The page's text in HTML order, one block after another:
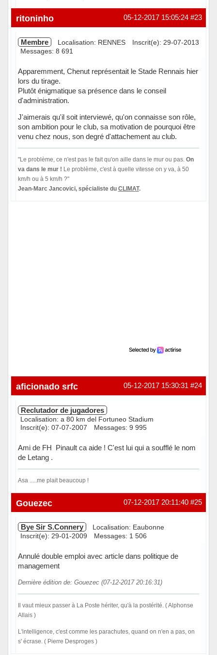
Hors ligne #23
05-12-2017 15:05:24
ritoninho
Membre Localisation: RENNES
Inscrit(e): 29-07-2013
Messages: 8 691
Apparemment, Chenut représentait le Stade Rennais hier
lors du tirage.
Plutôt énigmatique sa présence dans le conseil
d'administration.
J'aimerais qu'il soit interviewé, qu'on connaisse son rôle,
son ambition pour le club, sa motivation de pourquoi être
venu chez nous, son degré d'attachement au club.
"Le problème, ce n'est pas le fait qu'on aille dans le mur ou pas. On
va dans le mur ! Le problème, c'est à quelle vitesse on y va, à 50
km/h ou à 5 km/h ?"
Jean-Marc Jancovici, spécialiste du CLIMAT.
#24
05-12-2017 15:30:31
aficionado srfc
Reclutador de jugadores
Localisation: a 80 km del Fortuneo Stadium
Inscrit(e): 07-07-2007
Messages: 9 995
Ami de FH Pinault ca aide ! C'est lui qui a soufflé le nom
de Letang .
Asa .....me plait beaucoup !
Hors ligne #25
07-12-2017 20:11:40
Gouezec
Bye Sir S.Connery
Localisation: Eaubonne
Inscrit(e): 29-01-2009
Messages: 1 506
Annulé double emploi avec article dans politique de
management
Dernière édition de: Gouezec (07-12-2017 20:16:31)
Il vaut mieux passer à La Poste hériter, qu'à la postérité. ( Alphonse
Allais )
L'intelligence, c'est comme les parachutes, quand on n'en a pas, on
s' écrase. ( Pierre Desproges )